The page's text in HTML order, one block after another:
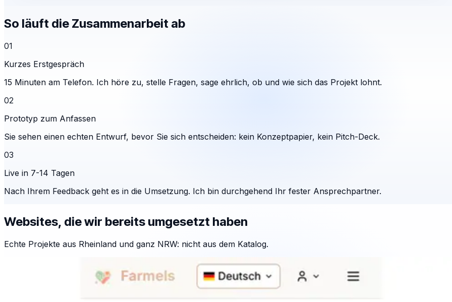
So läuft die Zusammenarbeit ab
01
Kurzes Erstgespräch
15 Minuten am Telefon. Ich höre zu, stelle Fragen, sage ehrlich, ob und wie sich das Projekt lohnt.
02
Prototyp zum Anfassen
Sie sehen einen echten Entwurf, bevor Sie sich entscheiden: kein Konzeptpapier, kein Pitch-Deck.
03
Live in 7-14 Tagen
Nach Ihrem Feedback geht es in die Umsetzung. Ich bin durchgehend Ihr fester Ansprechpartner.
Websites, die wir bereits umgesetzt haben
Echte Projekte aus Rheinland und ganz NRW: nicht aus dem Katalog.